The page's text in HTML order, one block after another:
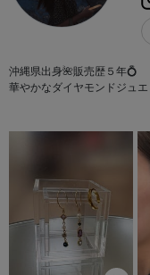
沖縄県出身🌺販売歴５年💍
華やかなダイヤモンドジュ